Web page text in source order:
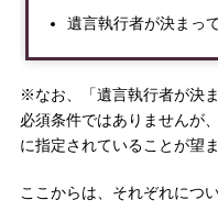
遺言執行者が決まっ
※なお、「遺言執行者が決
必須条件ではありませんが
に指定されていることが望
ここからは、それぞれにつ